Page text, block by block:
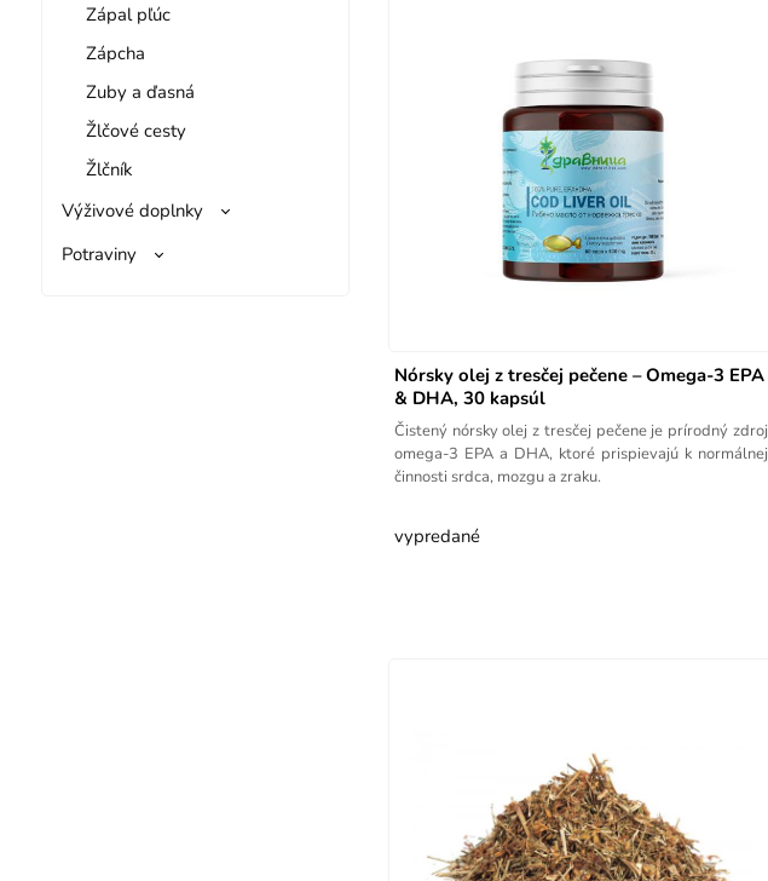
Zápal pľúc
Zápcha
Zuby a ďasná
Žlčové cesty
Žlčník
Výživové doplnky
Potraviny
Nórsky olej z tresčej pečene – Omega-3 EPA
& DHA, 30 kapsúl
Čistený nórsky olej z tresčej pečene je prírodný zdroj
omega-3 EPA a DHA, ktoré prispievajú k normálnej
činnosti srdca, mozgu a zraku.
vypredané